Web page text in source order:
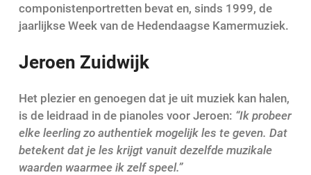
componistenportretten bevat en, sinds 1999, de
jaarlijkse Week van de Hedendaagse Kamermuziek.
Jeroen Zuidwijk
Het plezier en genoegen dat je uit muziek kan halen,
is de leidraad in de pianoles voor Jeroen: “Ik probeer
elke leerling zo authentiek mogelijk les te geven. Dat
betekent dat je les krijgt vanuit dezelfde muzikale
waarden waarmee ik zelf speel.”